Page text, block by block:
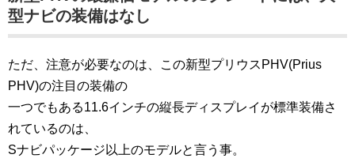
型ナビの装備はなし
ただ、注意が必要なのは、この新型プリウスPHV(Prius
PHV)の注目の装備の
一つでもある11.6インチの縦長ディスプレイが標準装備さ
れているのは、
Sナビパッケージ以上のモデルと言う事。